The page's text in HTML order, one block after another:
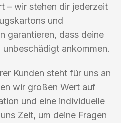
– wir stehen dir jederzeit
und
garantieren, dass deine
ankommen.
Kunden steht für uns an
wir großen Wert auf
und eine individuelle
Zeit, um deine Fragen